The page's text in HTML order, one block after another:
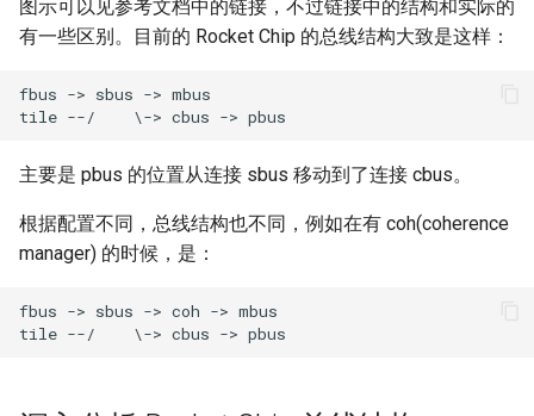
图示可以见参考文档中的链接，不过链接中的结构和实际的
有一些区别。目前的 Rocket Chip 的总线结构大致是这样：
主要是 pbus 的位置从连接 sbus 移动到了连接 cbus。
根据配置不同，总线结构也不同，例如在有 coh(coherence
manager) 的时候，是：